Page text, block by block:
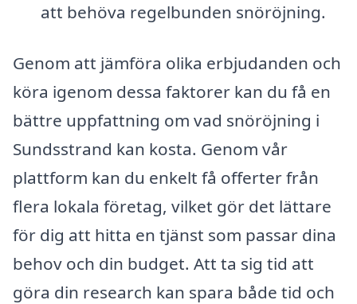
att behöva regelbunden snöröjning.
Genom att jämföra olika erbjudanden och
köra igenom dessa faktorer kan du få en
bättre uppfattning om vad snöröjning i
Sundsstrand kan kosta. Genom vår
plattform kan du enkelt få offerter från
flera lokala företag, vilket gör det lättare
för dig att hitta en tjänst som passar dina
behov och din budget. Att ta sig tid att
göra din research kan spara både tid och